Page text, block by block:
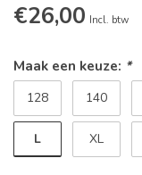
€26,00 Incl. btw
Maak een keuze: *
128 140
L XL